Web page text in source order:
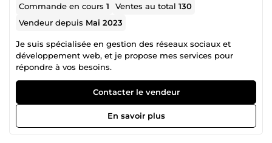
Commande en cours1 Ventes au total130
Vendeur depuis Mai 2023
Je suis spécialisée en gestion des réseaux sociaux et
développement web, et je propose mes services pour
répondre à vos besoins.
Contacter le vendeur
En savoir plus